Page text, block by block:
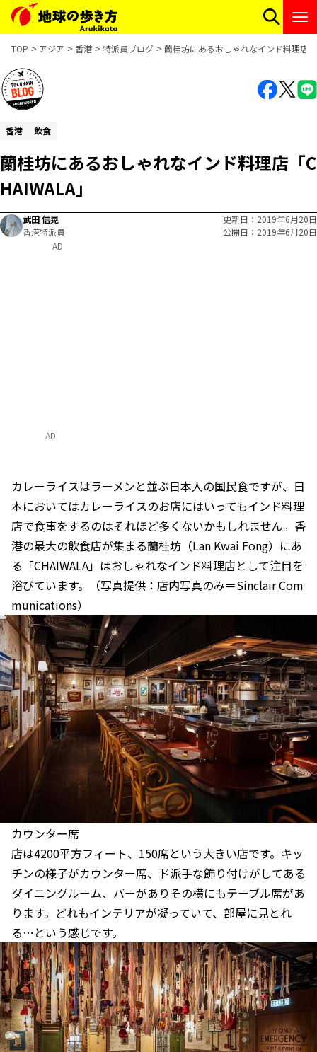
TOP アジア 香港 特派員ブログ 蘭桂坊にあるおしゃれなインド料理店
香港 飲食
蘭桂坊にあるおしゃれなインド料理店「C
HAIWALA」
武田 信晃
香港特派員
更新日
2019年6月20日
公開日
2019年6月20日
AD
カレーライスはラーメンと並ぶ日本人の国民食ですが、日
本においてはカレーライスのお店にはいってもインド料理
店で食事をするのはそれほど多くないかもしれません。香
港の最大の飲食店が集まる蘭桂坊（Lan Kwai Fong）にあ
る「CHAIWALA」はおしゃれなインド料理店として注目を
浴びています。（写真提供：店内写真のみ＝Sinclair Com
munications）
カウンター席
店は4200平方フィート、150席という大きい店です。キッ
チンの様子がカウンター席、ド派手な飾り付けがしてある
ダイニングルーム、バーがありその横にもテーブル席があ
ります。どれもインテリアが凝っていて、部屋に見とれ
る…という感じです。
AD